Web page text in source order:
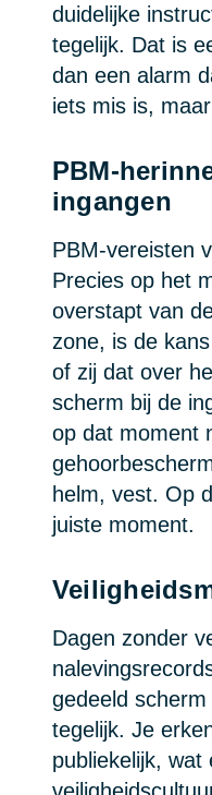
duidelijke
tegelijk. Dat is
dan een alarm
iets mis is,
PBM-
ingangen
PBM-vereisten
Precies op het
overstapt van
zone, is de
of zij dat over
scherm bij de
op dat moment
helm, vest. Op
juiste moment.
Dagen zonder
gedeeld
tegelijk. Je
publiekelijk, wat